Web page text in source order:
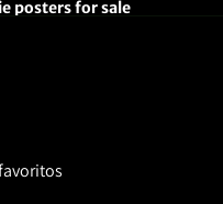
posters for sale